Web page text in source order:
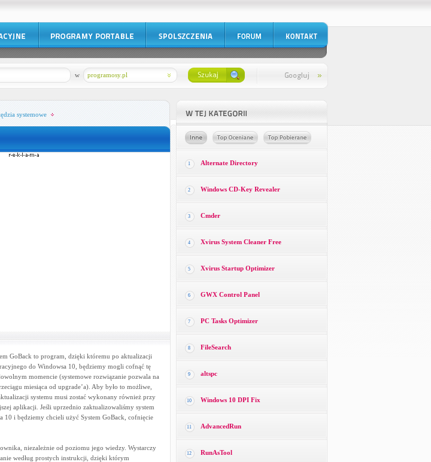
programosy.pl
w
systemowe
GoBack to program, dzięki któremu po aktualizacji
do Windowsa 10, będziemy mogli cofnąć tę
momencie (systemowe rozwiązanie pozwala na
miesiąca od upgrade’a). Aby było to możliwe,
systemu musi zostać wykonany również przy
aplikacji. Jeśli uprzednio zaktualizowaliśmy system
10 i będziemy chcieli użyć System GoBack, cofnięcie
niezależnie od poziomu jego wiedzy. Wystarczy
według prostych instrukcji, dzięki którym
1 Alternate Directory
2 Windows CD-Key Revealer
3 Cmder
4 Xvirus System Cleaner Free
5 Xvirus Startup Optimizer
6 GWX Control Panel
7 PC Tasks Optimizer
8 FileSearch
9 altspc
10 Windows 10 DPI Fix
11 AdvancedRun
12 RunAsTool